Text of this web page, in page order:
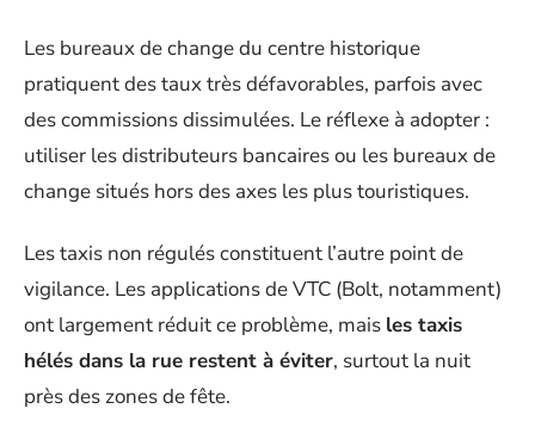
Les bureaux de change du centre historique
pratiquent des taux très défavorables, parfois avec
des commissions dissimulées. Le réflexe à adopter :
utiliser les distributeurs bancaires ou les bureaux de
change situés hors des axes les plus touristiques.
Les taxis non régulés constituent l’autre point de
vigilance. Les applications de VTC (Bolt, notamment)
ont largement réduit ce problème, mais les taxis
hélés dans la rue restent à éviter, surtout la nuit
près des zones de fête.